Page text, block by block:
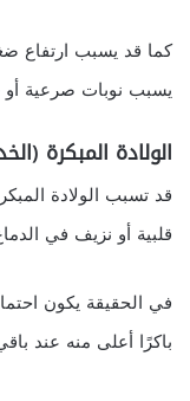
كما قد يسبب ارتفاع
يسبب نوبات صرعية أو
الولادة المبكرة
قد تسبب الولادة
قلبية أو نزيف في
في الحقيقة يكون
باكرًا أعلى منه عند